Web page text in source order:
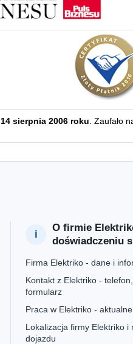
14 sierpnia 2006 roku. Zaufało
O firmie
doświadczeniu
Firma Elektriko - dane i
Kontakt z Elektriko -
formularz
Praca w Elektriko -
Lokalizacja firmy Elektriko i
dojazdu